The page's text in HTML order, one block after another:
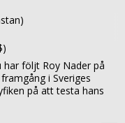
har följt Roy Nader på
i Sveriges
på att testa hans